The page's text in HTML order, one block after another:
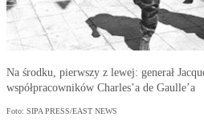
Na środku, pierwszy z lewej: generał
współpracowników Charles’a de Gaulle’a
Foto: SIPA PRESS/EAST NEWS